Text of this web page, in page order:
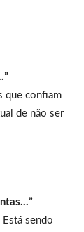
que confiam
de não ser
sendo